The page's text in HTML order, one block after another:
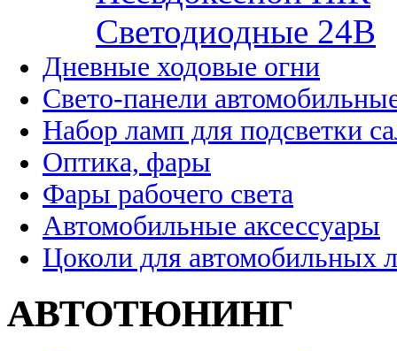
Cветодиодные 24B
Дневные ходовые огни
Свето-панели
Набор ламп для подсветки
Оптика, фары
Фары рабочего света
Автомобильные аксессуары
Цоколи для автомобильных
АВТОТЮНИНГ